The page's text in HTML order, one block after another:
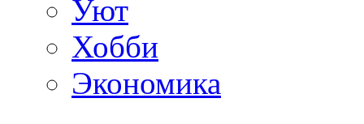
Уют
Хобби
Экономика